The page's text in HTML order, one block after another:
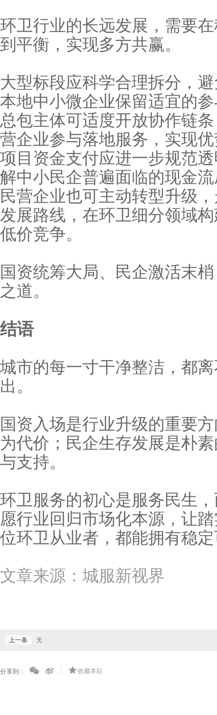
环卫行业的长远发展，需要
到平衡，实现多方共赢。
大型标段应科学合理拆分，
本地中小微企业保留适宜的
总包主体可适度开放协作链
营企业参与落地服务，实现
项目资金支付应进一步规范
解中小民企普遍面临的现金
民营企业也可主动转型升级
发展路线，在环卫细分领域构建
低价竞争。
国资统筹大局、民企激活末
之道。
结语
城市的每一寸干净整洁，都
出。
国资入场是行业升级的重要
为代价；民企生存发展是朴
与支持。
环卫服务的初心是服务民生
愿行业回归市场化本源，让
位环卫从业者，都能拥有稳
文章来源：城服新视界
上一条 无
分享到： 收藏本站